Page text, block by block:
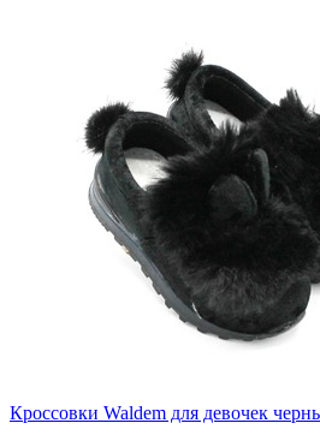
Кроссовки Waldem для девочек